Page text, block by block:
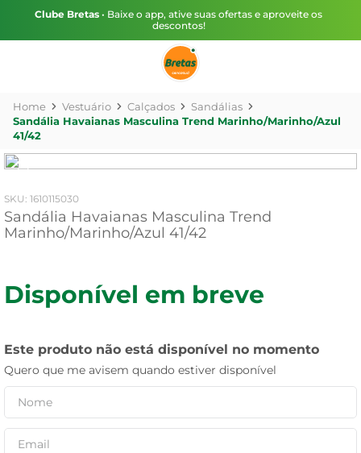
Clube Bretas • Baixe o app, ative suas ofertas e aproveite os
descontos!
Vestuário Calçados
Sandálias
Sandália Havaianas Masculina Trend Marinho/Marinho/Azul
41/42
: 1610115030
Sandália Havaianas Masculina Trend
Marinho/Marinho/Azul 41/42
Disponível em breve
Este produto não está disponível no momento
Quero que me avisem quando estiver disponível